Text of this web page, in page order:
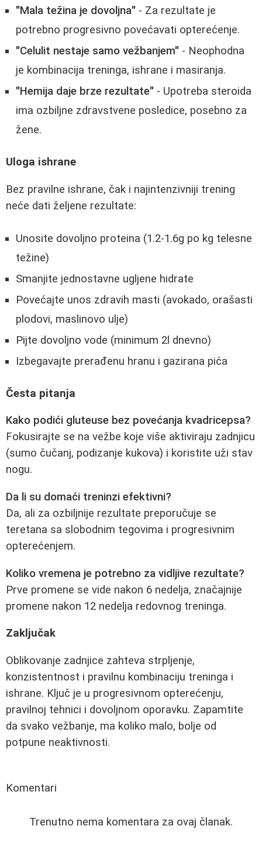
"Mala težina je dovoljna" - Za rezultate je
potrebno progresivno povećavati opterećenje.
"Celulit nestaje samo vežbanjem" - Neophodna
je kombinacija treninga, ishrane i masiranja.
"Hemija daje brze rezultate" - Upotreba steroida
ima ozbiljne zdravstvene posledice, posebno za
žene.
Uloga ishrane
Bez pravilne ishrane, čak i najintenzivniji trening
neće dati željene rezultate:
Unosite dovoljno proteina (1.2-1.6g po kg telesne
težine)
Smanjite jednostavne ugljene hidrate
Povećajte unos zdravih masti (avokado, orašasti
plodovi, maslinovo ulje)
Pijte dovoljno vode (minimum 2l dnevno)
Izbegavajte prerađenu hranu i gazirana pića
Česta pitanja
Kako podići gluteuse bez povećanja kvadricepsa?
Fokusirajte se na vežbe koje više aktiviraju zadnjicu
(sumo čučanj, podizanje kukova) i koristite uži stav
nogu.
Da li su domaći treninzi efektivni?
Da, ali za ozbiljnije rezultate preporučuje se
teretana sa slobodnim tegovima i progresivnim
opterećenjem.
Koliko vremena je potrebno za vidljive rezultate?
Prve promene se vide nakon 6 nedelja, značajnije
promene nakon 12 nedelja redovnog treninga.
Zaključak
Oblikovanje zadnjice zahteva strpljenje,
konzistentnost i pravilnu kombinaciju treninga i
ishrane. Ključ je u progresivnom opterećenju,
pravilnoj tehnici i dovoljnom oporavku. Zapamtite
da svako vežbanje, ma koliko malo, bolje od
potpune neaktivnosti.
Komentari
Trenutno nema komentara za ovaj članak.